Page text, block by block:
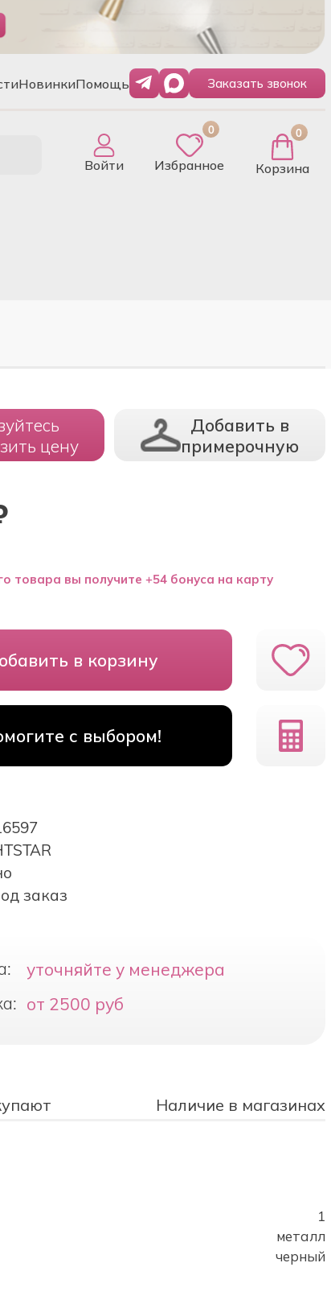
НовинкиПомощь Заказать звонок
Войти
0
Избранное
0
Корзина
цену
Добавить в
примерочную
товара вы получите +54 бонуса на карту
в корзину
с выбором!
заказ
уточняйте у менеджера
от 2500 руб
Наличие в магазинах
1
металл
черный